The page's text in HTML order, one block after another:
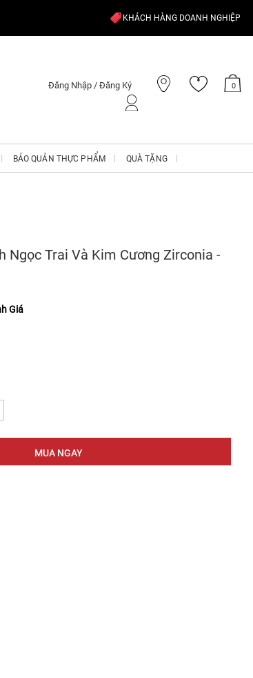
KHÁCH HÀNG DOANH NGHIỆP
Đăng Nhập / Đăng Ký 0
BẢO QUẢN THỰC PHẨM QUÀ TẶNG
Ngọc Trai Và Kim Cương Zirconia -
Giá